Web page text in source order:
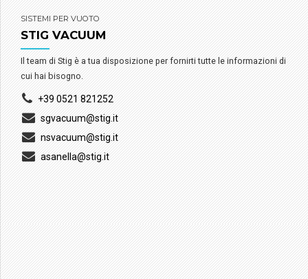
SISTEMI PER VUOTO
STIG VACUUM
Il team di Stig è a tua disposizione per fornirti tutte le informazioni di
cui hai bisogno.
+39 0521 821252
sgvacuum@stig.it
nsvacuum@stig.it
asanella@stig.it